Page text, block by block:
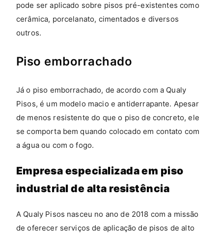
pode ser aplicado sobre pisos pré-existentes como
cerâmica, porcelanato, cimentados e diversos
outros.
Piso emborrachado
Já o piso emborrachado, de acordo com a Qualy
Pisos, é um modelo macio e antiderrapante. Apesar
de menos resistente do que o piso de concreto, ele
se comporta bem quando colocado em contato com
a água ou com o fogo.
Empresa especializada em piso
industrial de alta resistência
A Qualy Pisos nasceu no ano de 2018 com a missão
de oferecer serviços de aplicação de pisos de alto